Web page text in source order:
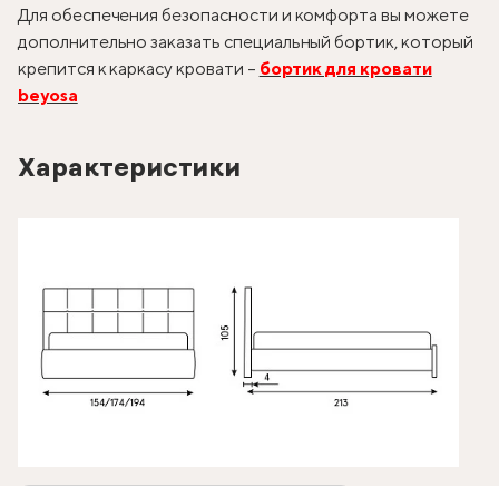
Для обеспечения безопасности и комфорта вы можете
дополнительно заказать специальный бортик, который
крепится к каркасу кровати – бортик для кровати
beyosa
Характеристики